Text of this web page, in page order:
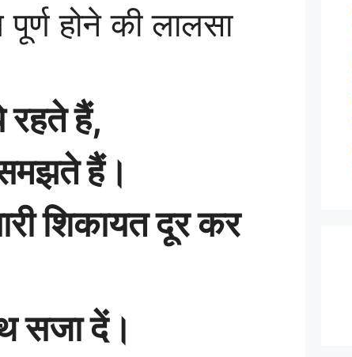
होने की लालसा
रहते हैं,
हैं।
शिकायत दूर कर
सजा दें।